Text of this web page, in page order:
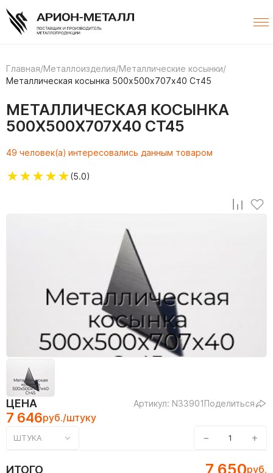
Главная/Металлоизделия/Металлические косынки/
Металлическая косынка 500х500х707х40 Ст45
МЕТАЛЛИЧЕСКАЯ КОСЫНКА
500Х500Х707Х40 СТ45
49 человек(а) интересовались данным товаром
★★★★★(5.0)
ЦЕНА Артикул: N33901Поделиться
7 646руб./штуку
ШТУКА − +
ИТОГО руб.